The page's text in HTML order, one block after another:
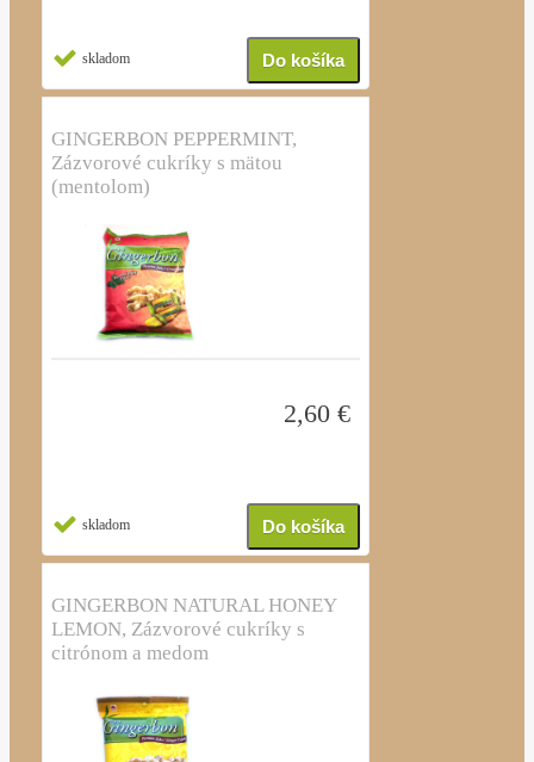
skladom
GINGERBON PEPPERMINT,
Zázvorové cukríky s mätou
(mentolom)
2,60 €
skladom
GINGERBON NATURAL HONEY
LEMON, Zázvorové cukríky s
citrónom a medom